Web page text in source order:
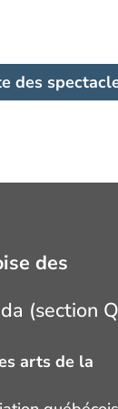
des
des
(section
arts de la